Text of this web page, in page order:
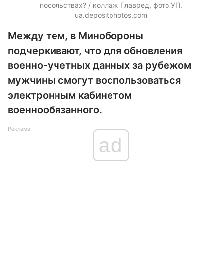
посольствах? / коллаж Главред, фото УП,
ua.depositphotos.com
Между тем, в Минобороны
подчеркивают, что для обновления
военно-учетных данных за рубежом
мужчины смогут воспользоваться
электронным кабинетом
военнообязанного.
Реклама
ad